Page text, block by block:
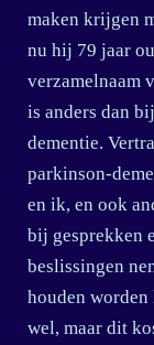
maken krijgen
nu hij 79 jaar
verzamelnaam
is anders dan
dementie.
parkinson-
en ik, en ook
bij gesprekken
beslissingen
houden
wel, maar dit